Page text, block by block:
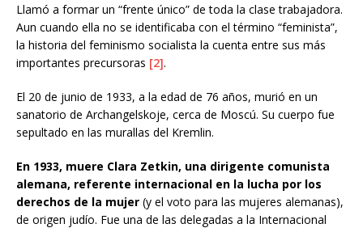
Llamó a formar un “frente único” de toda la clase trabajadora.
Aun cuando ella no se identificaba con el término “feminista”,
la historia del feminismo socialista la cuenta entre sus más
importantes precursoras [2].
El 20 de junio de 1933, a la edad de 76 años, murió en un
sanatorio de Archangelskoje, cerca de Moscú. Su cuerpo fue
sepultado en las murallas del Kremlin.
En 1933, muere Clara Zetkin, una dirigente comunista
alemana, referente internacional en la lucha por los
derechos de la mujer (y el voto para las mujeres alemanas),
de origen judío. Fue una de las delegadas a la Internacional